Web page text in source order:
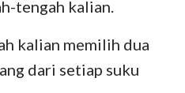
tengah kalian.
kalian memilih dua
dari setiap suku